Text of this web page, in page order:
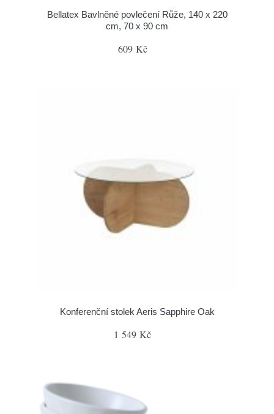
Bellatex Bavlněné povlečení Růže, 140 x 220
cm, 70 x 90 cm
609 Kč
Konferenční stolek Aeris Sapphire Oak
1 549 Kč